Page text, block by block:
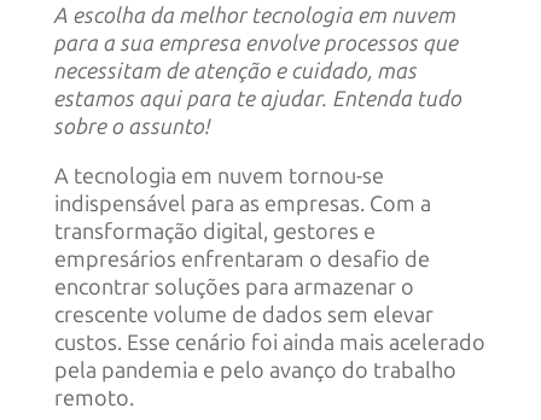
A escolha da melhor tecnologia em nuvem
para a sua empresa envolve processos que
necessitam de atenção e cuidado, mas
estamos aqui para te ajudar. Entenda tudo
sobre o assunto!
A tecnologia em nuvem tornou-se
indispensável para as empresas. Com a
transformação digital, gestores e
empresários enfrentaram o desafio de
encontrar soluções para armazenar o
crescente volume de dados sem elevar
custos. Esse cenário foi ainda mais acelerado
pela pandemia e pelo avanço do trabalho
remoto.